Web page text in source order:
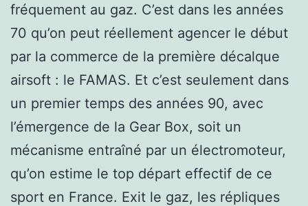
fréquement au gaz. C’est dans les années
70 qu’on peut réellement agencer le début
par la commerce de la première décalque
airsoft : le FAMAS. Et c’est seulement dans
un premier temps des années 90, avec
l’émergence de la Gear Box, soit un
mécanisme entraîné par un électromoteur,
qu’on estime le top départ effectif de ce
sport en France. Exit le gaz, les répliques